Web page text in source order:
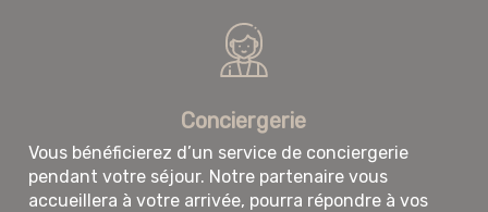
Conciergerie
Vous bénéficierez d’un service de conciergerie
pendant votre séjour. Notre partenaire vous
accueillera à votre arrivée, pourra répondre à vos